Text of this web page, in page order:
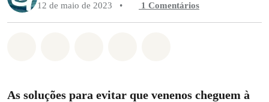
12 de maio de 2023
• 1 Comentários
As soluções para evitar que venenos cheguem à